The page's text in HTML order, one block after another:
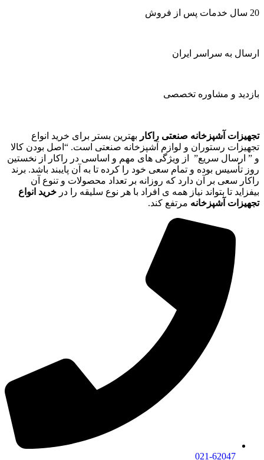
20 سال خدمات پس از فروش
ارسال به سراسر ایران
بازدید و مشاوره تخصصی
تجهیزات آشپزخانه صنعتی راکار بهترین بستر برای خرید انواع
تجهیزات رستوران و لوازم آشپزخانه صنعتی است. “اصل بودن کالا
و ” ارسال سریع” از ویژگی های مهم و اساسی در راکار از نخستین
روز تأسیس بوده و تمام سعی خود را کرده تا به آن پایبند باشد. برند
راکار سعی بر آن دارد که روزانه بر تعداد محصولات و تنوع آن
بیفزاید تا بتواند نیاز همه ی افراد با هر نوع سلیقه را در خرید انواع
تجهیزات آشپزخانه مرتفع کند.
021-62047